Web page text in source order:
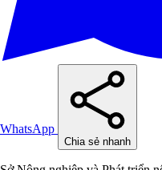
WhatsApp
Chia sẻ nhanh